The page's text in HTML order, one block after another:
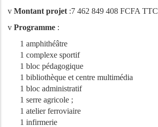
v Montant projet :7 462 849 408 FCFA TTC
v Programme :
1 amphithéâtre
1 complexe sportif
1 bloc pédagogique
1 bibliothèque et centre multimédia
1 bloc administratif
1 serre agricole ;
1 atelier ferroviaire
1 infirmerie